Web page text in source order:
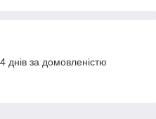
днів за домовленістю